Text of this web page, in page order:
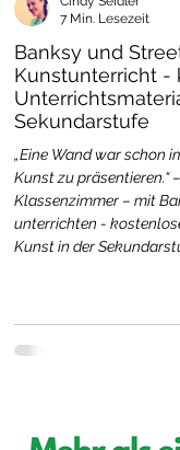
Banksy und
Kunstunterricht -
Sekundarstufe
„Eine Wand war schon
Kunst zu präsentieren.“
Klassenzimmer – mit
unterrichten -
Kunst in der
7 Min. Lesezeit